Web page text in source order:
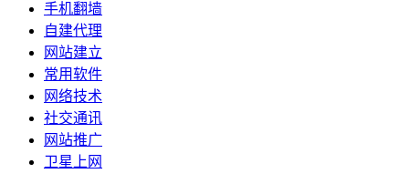
手机翻墙
自建代理
网站建立
常用软件
网络技术
社交通讯
网站推广
卫星上网